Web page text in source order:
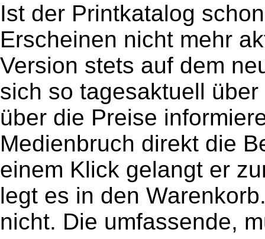
Ist der Printkatalog
Erscheinen nicht mehr
Version stets auf dem
sich so tagesaktuell
über die Preise
Medienbruch direkt die
einem Klick gelangt er
legt es in den
nicht. Die umfassende,